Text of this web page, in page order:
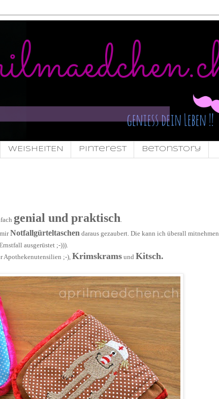
WEISHEITEN pinterest Betonstory
genial und praktisch
Notfallgürteltaschen daraus gezaubert. Die kann ich überall mitnehmen
ausgerüstet ;-))).
Apothekenutensilien ;-), Krimskramsund Kitsch.